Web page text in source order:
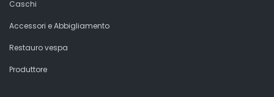
Caschi
Accessori e Abbigliamento
Restauro vespa
Produttore